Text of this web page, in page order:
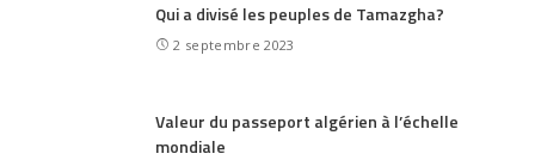
Qui a divisé les peuples de Tamazgha?
2 septembre 2023
Valeur du passeport algérien à l’échelle
mondiale